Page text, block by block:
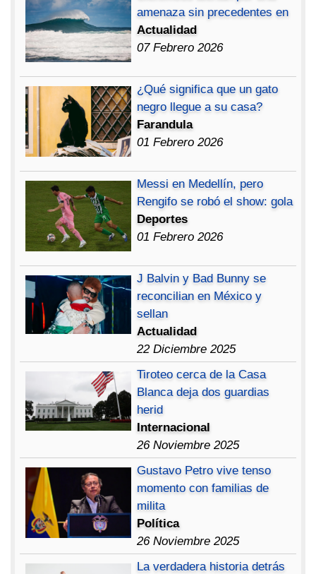
amenaza sin precedentes en
Actualidad
07 Febrero 2026
¿Qué significa que un gato
negro llegue a su casa?
Farandula
01 Febrero 2026
Messi en Medellín, pero
Rengifo se robó el show: gola
Deportes
01 Febrero 2026
J Balvin y Bad Bunny se
reconcilian en México y
sellan
Actualidad
22 Diciembre 2025
Tiroteo cerca de la Casa
Blanca deja dos guardias
herid
Internacional
26 Noviembre 2025
Gustavo Petro vive tenso
momento con familias de
milita
Política
26 Noviembre 2025
La verdadera historia detrás